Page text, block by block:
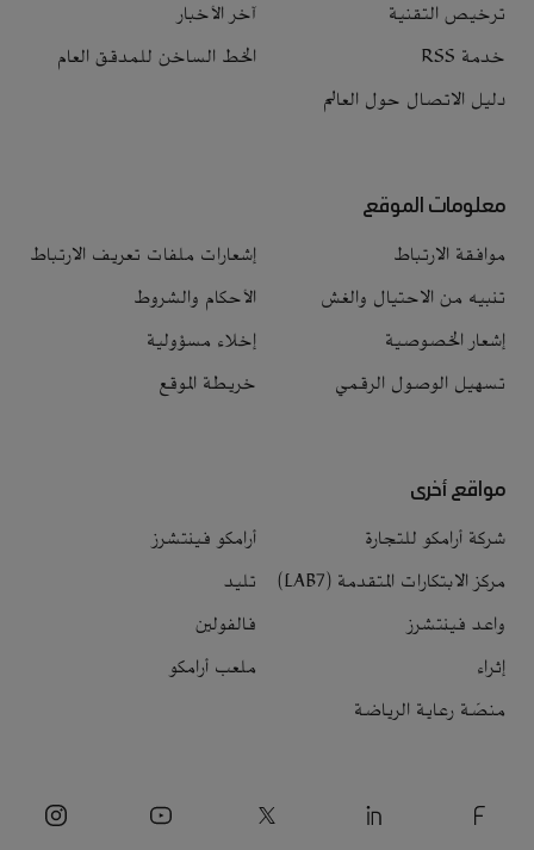
ترخيص التقنية
آخر الأخبار
خدمة RSS
الخط الساخن للمدقق العام
دليل الاتصال حول العالم
معلومات الموقع
موافقة الارتباط
إشعارات ملفات تعريف الارتباط
تنبيه من الاحتيال والغش
الأحكام والشروط
إشعار الخصوصية
إخلاء مسؤولية
تسهيل الوصول الرقمي
خريطة الموقع
مواقع أخرى
شركة أرامكو للتجارة
أرامكو فينتشرز
مركز الابتكارات المتقدمة (LAB7)
تليد
واعد فينتشرز
فالفولين
إثراء
ملعب أرامكو
منصّة رعاية الرياضة